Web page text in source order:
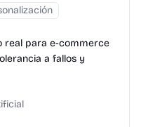
real para e-commerce
a fallos y